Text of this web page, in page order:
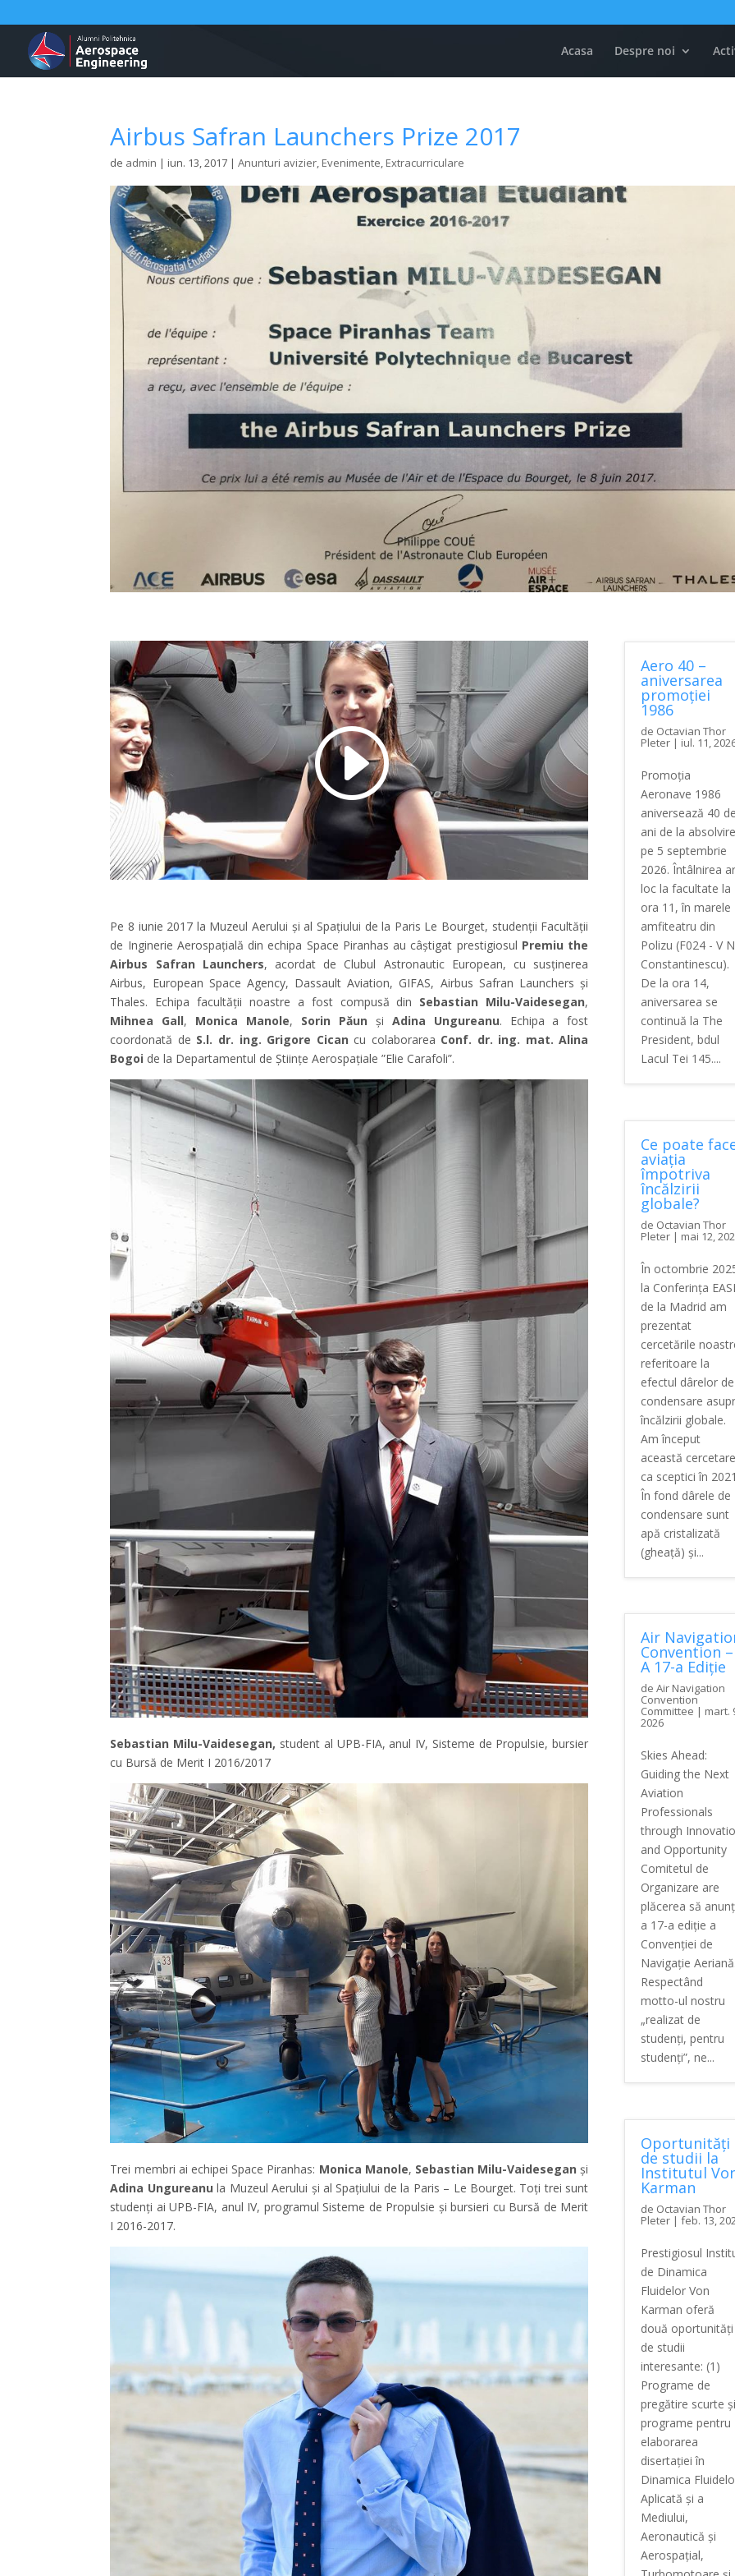
Acasa Despre noi
Airbus Safran Launchers Prize 2017
de admin |iun. 13, 2017 |Anunturi avizier, Evenimente, Extracurriculare
Pe 8 iunie 2017 la Muzeul Aerului și al Spațiului de la Paris Le Bourget, studenții Facultății
de Inginerie Aerospațială din echipa Space Piranhas au câștigat prestigiosul Premiu the
Airbus Safran Launchers, acordat de Clubul Astronautic European, cu susținerea
Airbus, European Space Agency, Dassault Aviation, GIFAS, Airbus Safran Launchers și
Thales. Echipa facultății noastre a fost compusă din Sebastian Milu-Vaidesegan,
Mihnea Gall, Monica Manole, Sorin Păun și Adina Ungureanu. Echipa a fost
coordonată de S.l. dr. ing. Grigore Cican cu colaborarea Conf. dr. ing. mat. Alina
Bogoi de la Departamentul de Științe Aerospațiale ”Elie Carafoli”.
Sebastian Milu-Vaidesegan, student al UPB-FIA, anul IV, Sisteme de Propulsie, bursier
cu Bursă de Merit I 2016/2017
Trei membri ai echipei Space Piranhas: Monica Manole, Sebastian Milu-Vaideseganși
Adina Ungureanula Muzeul Aerului și al Spațiului de la Paris – Le Bourget. Toți trei sunt
studenți ai UPB-FIA, anul IV, programul Sisteme de Propulsie și bursieri cu Bursă de Merit
I 2016-2017.
Aero 40 –
aniversarea
promoției
1986
de Octavian Thor
Pleter| iul. 11,
Promoția
Aeronave 1986
aniversează 40 de
ani de la absolvire
pe 5 septembrie
2026. Întâlnirea
loc la facultate la
ora 11, în marele
amfiteatru din
Polizu (F024 - V N
Constantinescu).
De la ora 14,
aniversarea se
continuă la The
President, bdul
Lacul Tei 145....
Ce poate
aviația
împotriva
încălzirii
globale?
de Octavian Thor
Pleter| mai 12,
În octombrie
la Conferința
de la Madrid am
prezentat
cercetările
referitoare la
efectul dârelor de
condensare
încălzirii globale.
Am început
această cercetare
ca sceptici în
În fond dârele de
condensare sunt
apă cristalizată
(gheață) și...
Air
Convention –
A 17-a Ediție
de Air Navigation
Convention
Committee | mart.
2026
Skies Ahead:
Guiding the Next
Aviation
Professionals
through
and Opportunity
Comitetul de
Organizare are
plăcerea să
a 17-a ediție a
Convenției de
Navigație Aeriană.
Respectând
motto-ul nostru
„realizat de
studenți, pentru
studenți”, ne...
Oportunități
de studii la
Institutul
Karman
de Octavian Thor
Pleter| feb. 13,
Prestigiosul
de Dinamica
Fluidelor Von
Karman oferă
două oportunități
de studii
interesante: (1)
Programe de
pregătire scurte și
programe pentru
elaborarea
disertației în
Dinamica
Aplicată și a
Mediului,
Aeronautică și
Aerospațial,